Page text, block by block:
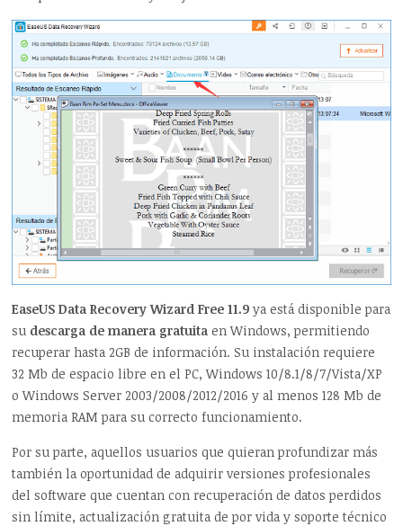
EaseUS Data Recovery Wizard Free 11.9 ya está disponible para
su descarga de manera gratuita en Windows, permitiendo
recuperar hasta 2GB de información. Su instalación requiere
32 Mb de espacio libre en el PC, Windows 10/8.1/8/7/Vista/XP
o Windows Server 2003/2008/2012/2016 y al menos 128 Mb de
memoria RAM para su correcto funcionamiento.
Por su parte, aquellos usuarios que quieran profundizar más
también la oportunidad de adquirir versiones profesionales
del software que cuentan con recuperación de datos perdidos
sin límite, actualización gratuita de por vida y soporte técnico